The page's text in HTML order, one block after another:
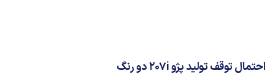
احتمال توقف تولید پژو 207i دو رنگ